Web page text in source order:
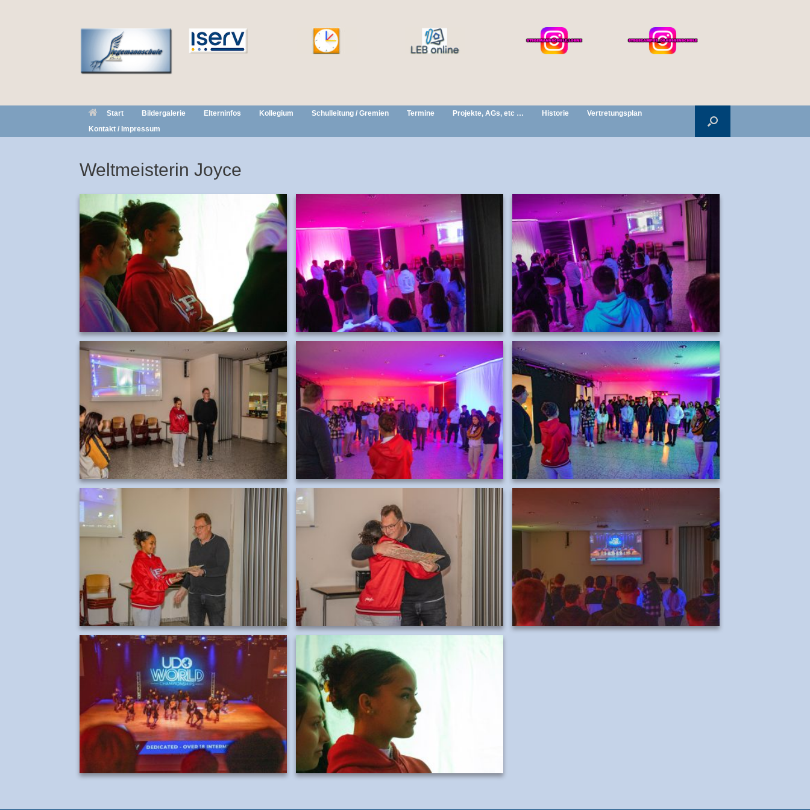
Start Bildergalerie Elterninfos Kollegium Schulleitung / Gremien Termine Projekte, AGs, etc … Historie
Vertretungsplan
Kontakt / Impressum
Weltmeisterin Joyce